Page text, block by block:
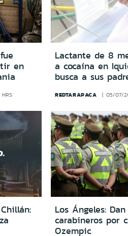
en
Lactante de 8
a cocaína en
busca a sus
REDTARAPACA 05/07/
Los Ángeles:
carabineros por
Ozempic